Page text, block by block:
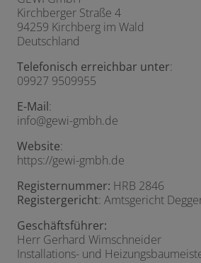
Kirchberger Straße 4
94259 Kirchberg im Wald
Deutschland
Telefonisch erreichbar unter:
09927 9509955
E-Mail:
info@gewi-gmbh.de
Website:
https://gewi-gmbh.de
Registernummer: HRB 2846
Registergericht: Amtsgericht
Geschäftsführer:
Herr Gerhard Wimschneider
Installations- und